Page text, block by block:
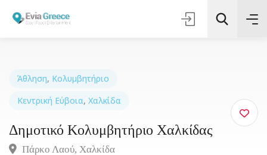
Τοποθεσία
Όλες οι Κατηγορίες
Άθληση, Κολυμβητήριο
Κεντρική Εύβοια, Χαλκίδα
Δημοτικό Κολυμβητήριο Χαλκίδας
Πάρκο Λαού, Xαλκίδα